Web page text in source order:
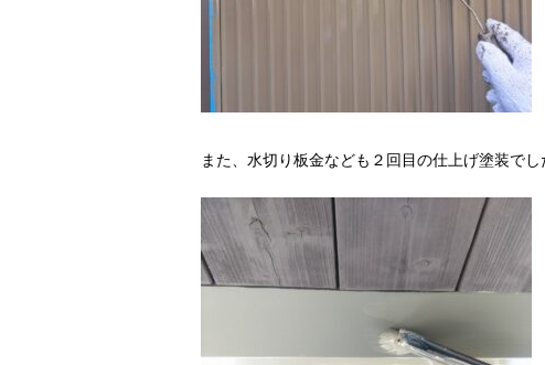
また、水切り板金なども２回目の仕上げ塗装でし